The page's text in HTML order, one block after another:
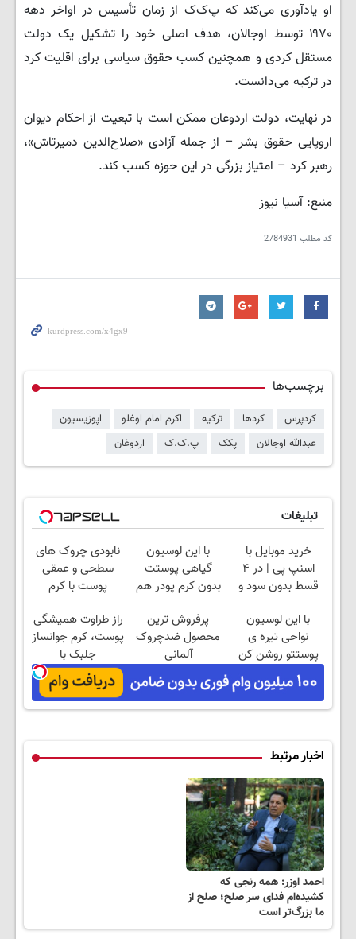
او یادآوری می‌کند که پ‌ک‌ک از زمان تأسیس در اواخر دهه
۱۹۷۰ توسط اوجالان، هدف اصلی خود را تشکیل یک دولت
مستقل کردی و همچنین کسب حقوق سیاسی برای اقلیت کرد
در ترکیه می‌دانست.
در نهایت، دولت اردوغان ممکن است با تبعیت از احکام دیوان
اروپایی حقوق بشر – از جمله آزادی «صلاح‌الدین دمیرتاش»،
رهبر کرد – امتیاز بزرگی در این حوزه کسب کند.
منبع: آسیا نیوز
کد مطلب 2784931
برچسب‌ها
کردپرس کردها ترکیه اکرم امام اوغلو
اپوزیسیون
عبدالله اوجالان
پکک پ.ک.ک اردوغان
تبلیغات
خرید موبایل با
اسنپ پی | در ۴
قسط بدون سود و
با این لوسیون
گیاهی پوستت
بدون کرم پودر هم
شفافه50%تخفیف
نابودی چروک های
سطحی و عمقی
پوست با کرم
با این لوسیون
نواحی تیره ی
پوستتو روشن کن
👌🏻
پرفروش ترین
محصول ضدچروک
آلمانی
راز طراوت همیشگی
پوست، کرم جوانساز
جلبک با
45%تخفیف
اخبار مرتبط
احمد اوزر: همه رنجی که
کشیده‌ام فدای سر صلح؛ صلح از
ما بزرگ‌تر است